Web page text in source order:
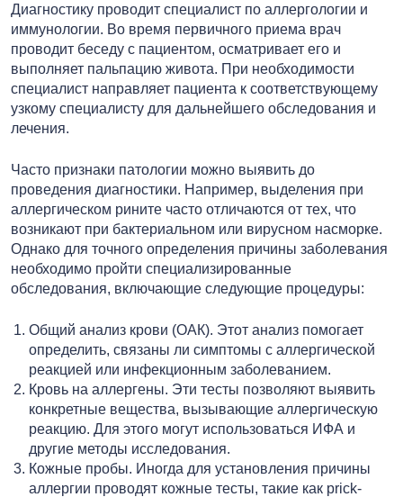
Диагностику проводит специалист по аллергологии и
иммунологии. Во время первичного приема врач
проводит беседу с пациентом, осматривает его и
выполняет пальпацию живота. При необходимости
специалист направляет пациента к соответствующему
узкому специалисту для дальнейшего обследования и
лечения.
Часто признаки патологии можно выявить до
проведения диагностики. Например, выделения при
аллергическом рините часто отличаются от тех, что
возникают при бактериальном или вирусном насморке.
Однако для точного определения причины заболевания
необходимо пройти специализированные
обследования, включающие следующие процедуры:
Общий анализ крови (ОАК). Этот анализ помогает
определить, связаны ли симптомы с аллергической
реакцией или инфекционным заболеванием.
Кровь на аллергены. Эти тесты позволяют выявить
конкретные вещества, вызывающие аллергическую
реакцию. Для этого могут использоваться ИФА и
другие методы исследования.
Кожные пробы. Иногда для установления причины
аллергии проводят кожные тесты, такие как prick-